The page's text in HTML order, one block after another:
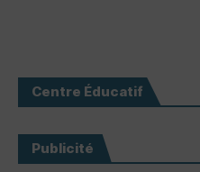
Centre Éducatif
Publicité